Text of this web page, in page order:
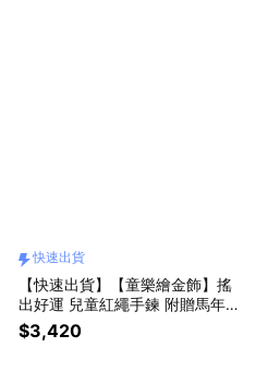
快速出貨
【快速出貨】【童樂繪金飾】搖
出好運 兒童紅繩手鍊 附贈馬年
平安符 約重0.07錢±0.02 (滿月
禮 彌月金飾 黃金999)
$3,420